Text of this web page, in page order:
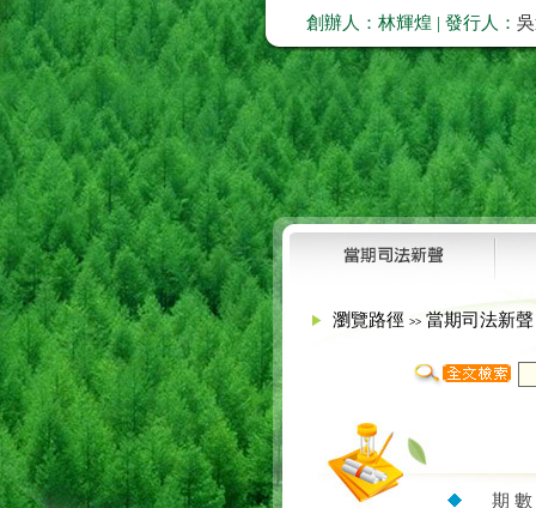
創辦人：林輝煌 | 發行人：
瀏覽路徑 >> 當期司法新
期 數